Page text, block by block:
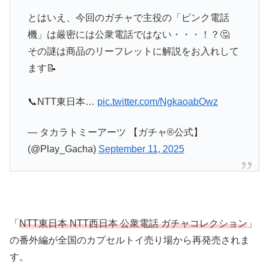
とはいえ、今回のガチャで主役の「ピンク電話
機」は厳密には公衆電話ではない・・・！？🤔
その謎は商品のリーフレットに解説をお入れして
ます📝
📞NTT東日本… pic.twitter.com/NgkaoabOwz
— タカラトミーアーツ 【ガチャ®公式】
(@Play_Gacha) September 11, 2025
「 NTT東日本 NTT西日本 公衆電話 ガチャコレクション 」
の番外編が全国のカプセルトイ売り場から再発売されま
す。